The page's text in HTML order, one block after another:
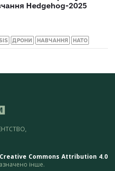
Hedgehog-2025
ДРОНИ НАВЧАННЯ НАТО
Creative Commons Attribution 4.0
інше.